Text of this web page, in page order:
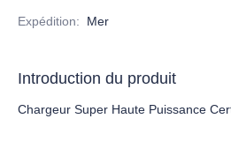
Expédition: Mer
Introduction du produit
Chargeur Super Haute Puissance